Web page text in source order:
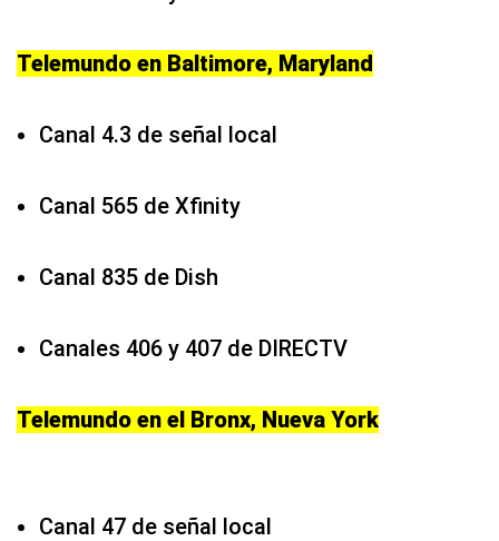
Telemundo en Baltimore, Maryland
Canal 4.3 de señal local
Canal 565 de Xfinity
Canal 835 de Dish
Canales 406 y 407 de DIRECTV
Telemundo en el Bronx, Nueva York
Canal 47 de señal local